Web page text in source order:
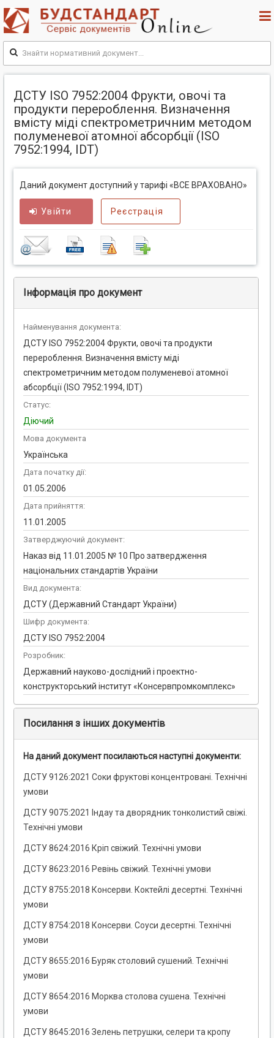
ДСТУ ISO 7952:2004 Фрукти, овочі та
продукти перероблення. Визначення
вмісту міді спектрометричним методом
полуменевої атомної абсорбції (ISO
7952:1994, IDT)
Даний документ доступний у тарифі «ВСЕ ВРАХОВАНО»
Увійти Реєстрація
Інформація про документ
Найменування документа:
ДСТУ ISO 7952:2004 Фрукти, овочі та продукти
перероблення. Визначення вмісту міді
спектрометричним методом полуменевої атомної
абсорбції (ISO 7952:1994, IDT)
Статус:
Діючий
Мова документа
Українська
Дата початку дії:
01.05.2006
Дата прийняття:
11.01.2005
Затверджуючий документ:
Наказ від 11.01.2005 № 10 Про затвердження
національних стандартів України
Вид документа:
ДСТУ (Державний Стандарт України)
Шифр документа:
ДСТУ ISO 7952:2004
Розробник:
Державний науково-дослідний і проектно-
конструкторський інститут «Консервпромкомплекс»
Посилання з інших документів
На даний документ посилаються наступні документи:
ДСТУ 9126:2021 Соки фруктові концентровані. Технічні
умови
ДСТУ 9075:2021 Індау та дворядник тонколистий свіжі.
Технічні умови
ДСТУ 8624:2016 Кріп свіжий. Технічні умови
ДСТУ 8623:2016 Ревінь свіжий. Технічні умови
ДСТУ 8755:2018 Консерви. Коктейлі десертні. Технічні
умови
ДСТУ 8754:2018 Консерви. Соуси десертні. Технічні
умови
ДСТУ 8655:2016 Буряк столовий сушений. Технічні
умови
ДСТУ 8654:2016 Морква столова сушена. Технічні
умови
ДСТУ 8645:2016 Зелень петрушки, селери та кропу